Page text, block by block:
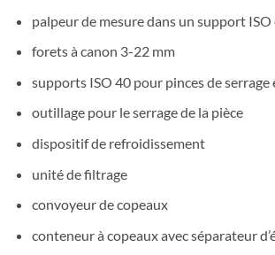
palpeur de mesure dans un support ISO
forets à canon 3-22 mm
supports ISO 40 pour pinces de
outillage pour le serrage de la pièce
dispositif de refroidissement
unité de filtrage
convoyeur de copeaux
conteneur à copeaux avec séparateur